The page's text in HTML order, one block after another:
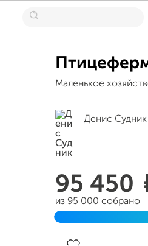
Маленькое
Денис Судник
95 450
из 95 000 собрано